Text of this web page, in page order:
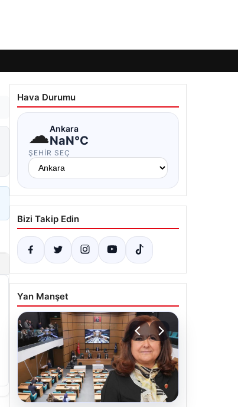
Hava Durumu
☁Ankara
NaN°C
ŞEHIR SEÇ
Bizi Takip Edin
Yan Manşet